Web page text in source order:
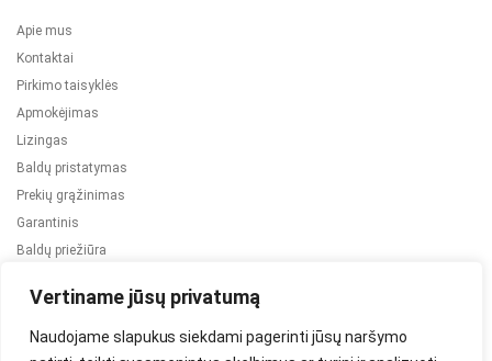
Vertiname jūsų privatumą
Naudojame slapukus siekdami pagerinti jūsų naršymo
Apie mus
Kontaktai
Pirkimo taisyklės
Apmokėjimas
Lizingas
Baldų pristatymas
Prekių grąžinimas
Garantinis
Baldų priežiūra